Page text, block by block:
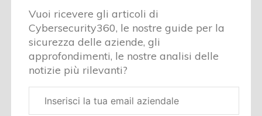
Vuoi ricevere gli articoli di
Cybersecurity360, le nostre guide per la
sicurezza delle aziende, gli
approfondimenti, le nostre analisi delle
notizie più rilevanti?
aziendale